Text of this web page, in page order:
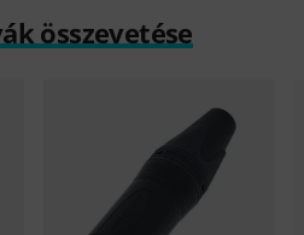
összevetése